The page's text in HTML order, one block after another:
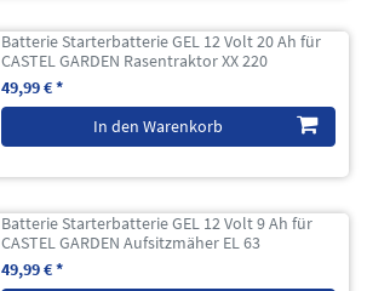
Batterie Starterbatterie GEL 12 Volt 20 Ah für
CASTEL GARDEN Rasentraktor XX 220
49,99 € *
In den Warenkorb
Batterie Starterbatterie GEL 12 Volt 9 Ah für
CASTEL GARDEN Aufsitzmäher EL 63
49,99 € *